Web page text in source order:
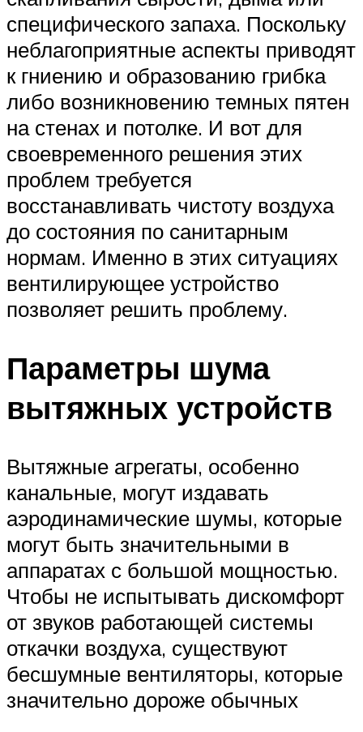
специфического запаха. Поскольку
неблагоприятные аспекты приводят
к гниению и образованию грибка
либо возникновению темных пятен
на стенах и потолке. И вот для
своевременного решения этих
проблем требуется
восстанавливать чистоту воздуха
до состояния по санитарным
нормам. Именно в этих ситуациях
вентилирующее устройство
позволяет решить проблему.
Параметры шума
вытяжных устройств
Вытяжные агрегаты, особенно
канальные, могут издавать
аэродинамические шумы, которые
могут быть значительными в
аппаратах с большой мощностью.
Чтобы не испытывать дискомфорт
от звуков работающей системы
откачки воздуха, существуют
бесшумные вентиляторы, которые
значительно дороже обычных